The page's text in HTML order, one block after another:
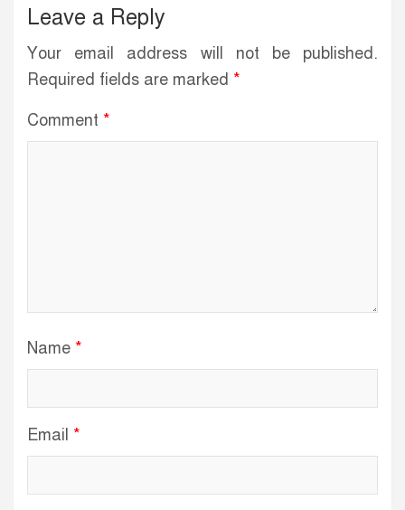
Leave a Reply
Your email address will not be published.
Required fields are marked *
Comment *
Name *
Email *